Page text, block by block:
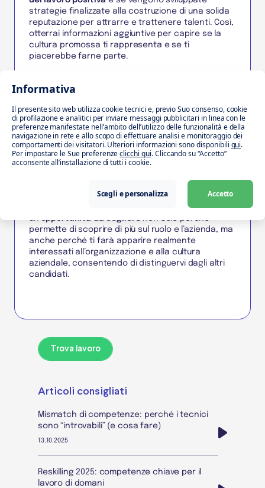
strategie finalizzate alla costruzione di una solida
reputazione per attrarre e trattenere talenti. Così,
otterrai informazioni aggiuntive per capire se la
cultura promossa ti rappresenta e se ti
piacerebbe farne parte.
prossimo anno?
Se vuoi avere indicazioni sugli obiettivi strategici a
medio termine, questa è la domanda giusta da
porre. Avrai modo di comprendere in maggior
dettaglioi progetti attuali su cui si concentra
l’aziendae in che modo sta lavorando il team per
raggiungerli. Grazie a questa domanda, potrai
Per concludere, fare domande al colloquio è
un ’opportunità da cogliere non solo perché
permette di scoprire di più sul ruolo e l’azienda, ma
anche perché ti farà apparire realmente
interessati all’organizzazione e alla cultura
aziendale, consentendo di distinguervi dagli altri
candidati.
Trova lavoro
Articoli consigliati
Mismatch di competenze: perché i tecnici
sono “introvabili” (e cosa fare)
13.10.2025
Reskilling 2025: competenze chiave per il
lavoro di domani
Informativa
Il presente sito web utilizza cookie tecnici e, previo Suo consenso, cookie
di profilazione e analitici per inviare messaggi pubblicitari in linea con le
preferenze manifestate nell’ambito dell’utilizzo delle funzionalità e della
navigazione in rete e allo scopo di effettuare analisi e monitoraggio dei
comportamenti dei visitatori. Ulteriori informazioni sono disponibili qui.
Per impostare le Sue preferenze clicchi qui. Cliccando su “Accetto”
acconsente all’installazione di tutti i cookie.
Scegli e personalizza Accetto